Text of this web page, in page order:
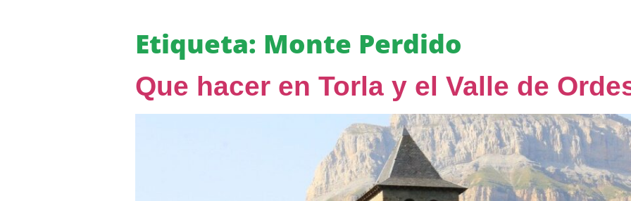
Etiqueta: Monte Perdido
Que hacer en Torla y el Valle de